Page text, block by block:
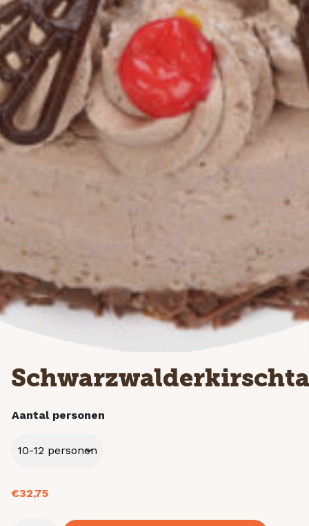
Aantal personen
€32,75